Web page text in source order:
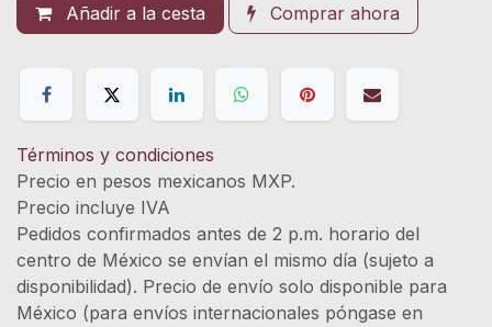
Añadir a la cesta Comprar ahora
Términos y condiciones
Precio en pesos mexicanos MXP.
Precio incluye IVA
Pedidos confirmados antes de 2 p.m. horario del
centro de México se envían el mismo día (sujeto a
disponibilidad). Precio de envío solo disponible para
México (para envíos internacionales póngase en